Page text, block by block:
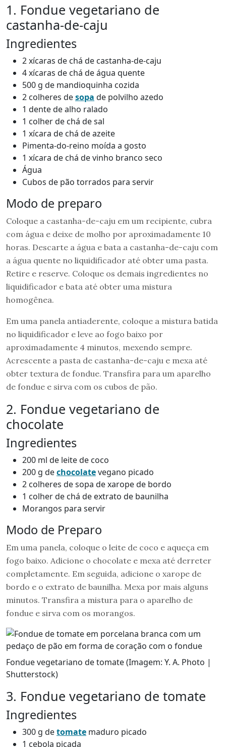
1. Fondue vegetariano de
castanha-de-caju
Ingredientes
2 xícaras de chá de castanha-de-caju
4 xícaras de chá de água quente
500 g de mandioquinha cozida
2 colheres desopa de polvilho azedo
1 dente de alho ralado
1 colher de chá de sal
1 xícara de chá de azeite
Pimenta-do-reino moída a gosto
1 xícara de chá de vinho branco seco
Água
Cubos de pão torrados para servir
Modo de preparo
Coloque a castanha-de-caju em um recipiente, cubra
com água e deixe de molho por aproximadamente 10
horas. Descarte a água e bata a castanha-de-caju com
a água quente no liquidificador até obter uma pasta.
Retire e reserve. Coloque os demais ingredientes no
liquidificador e bata até obter uma mistura
homogênea.
Em uma panela antiaderente, coloque a mistura batida
no liquidificador e leve ao fogo baixo por
aproximadamente 4 minutos, mexendo sempre.
Acrescente a pasta de castanha-de-caju e mexa até
obter textura de fondue. Transfira para um aparelho
de fondue e sirva com os cubos de pão.
2. Fondue vegetariano de
chocolate
Ingredientes
200 ml de leite de coco
200 g dechocolatevegano picado
2 colheres de sopa de xarope de bordo
1 colher de chá de extrato de baunilha
Morangos para servir
Modo de Preparo
Em uma panela, coloque o leite de coco e aqueça em
fogo baixo. Adicione o chocolate e mexa até derreter
completamente. Em seguida, adicione o xarope de
bordo e o extrato de baunilha. Mexa por mais alguns
minutos. Transfira a mistura para o aparelho de
fondue e sirva com os morangos.
Fondue vegetariano de tomate (Imagem: Y. A. Photo |
Shutterstock)
3. Fondue vegetariano de tomate
Ingredientes
300 g detomate maduro picado
1 cebola picada